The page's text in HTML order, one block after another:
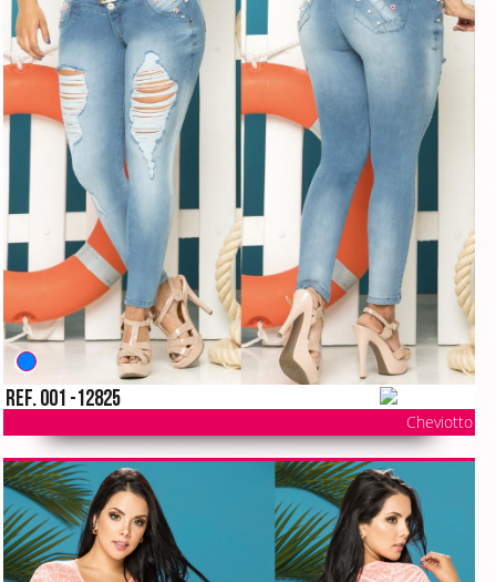
Ref. 001 -12825
Cheviotto